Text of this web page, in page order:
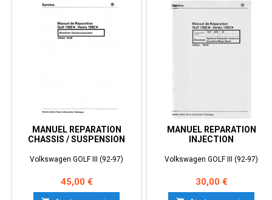
MANUEL REPARATION
CHASSIS / SUSPENSION
Volkswagen GOLF III (92-97)
Prix
45,00 €
MANUEL REPARATION
INJECTION
Volkswagen GOLF III (92-97)
Prix
30,00 €